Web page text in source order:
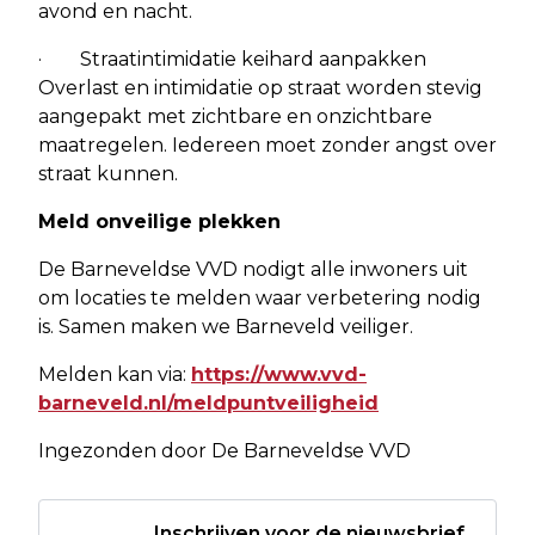
avond en nacht.
· Straatintimidatie keihard aanpakken
Overlast en intimidatie op straat worden stevig
aangepakt met zichtbare en onzichtbare
maatregelen. Iedereen moet zonder angst over
straat kunnen.
Meld onveilige plekken
De Barneveldse VVD nodigt alle inwoners uit
om locaties te melden waar verbetering nodig
is. Samen maken we Barneveld veiliger.
Melden kan via: https://www.vvd-
barneveld.nl/meldpuntveiligheid
Ingezonden door De Barneveldse VVD